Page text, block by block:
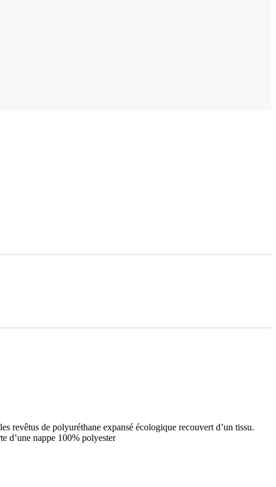
revêtus de polyuréthane expansé écologique recouvert d’un tissu.
d’une nappe 100% polyester